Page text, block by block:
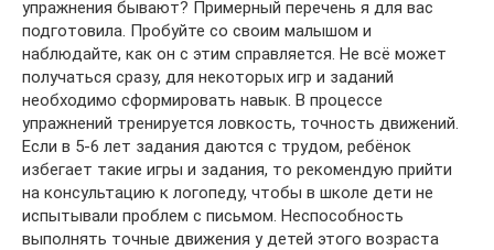
упражнения бывают? Примерный перечень я для вас
подготовила. Пробуйте со своим малышом и
наблюдайте, как он с этим справляется. Не всё может
получаться сразу, для некоторых игр и заданий
необходимо сформировать навык. В процессе
упражнений тренируется ловкость, точность движений.
Если в 5-6 лет задания даются с трудом, ребёнок
избегает такие игры и задания, то рекомендую прийти
на консультацию к логопеду, чтобы в школе дети не
испытывали проблем с письмом. Неспособность
выполнять точные движения у детей этого возраста